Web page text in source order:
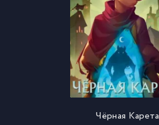
Чёрная Карета